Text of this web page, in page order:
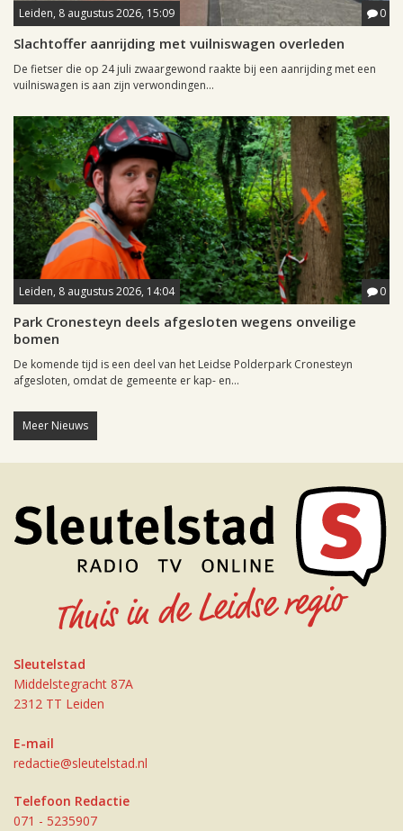
Leiden, 8 augustus 2026, 15:09 0
Slachtoffer aanrijding met vuilniswagen overleden
De fietser die op 24 juli zwaargewond raakte bij een aanrijding met een
vuilniswagen is aan zijn verwondingen...
Leiden, 8 augustus 2026, 14:04 0
Park Cronesteyn deels afgesloten wegens onveilige
bomen
De komende tijd is een deel van het Leidse Polderpark Cronesteyn
afgesloten, omdat de gemeente er kap- en...
Meer Nieuws
Sleutelstad
Middelstegracht 87A
2312 TT Leiden
E-mail
redactie@sleutelstad.nl
Telefoon Redactie
071 - 5235907